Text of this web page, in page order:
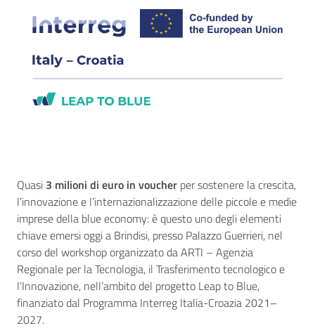
Quasi 3 milioni di euro in voucher per sostenere la crescita,
l’innovazione e l’internazionalizzazione delle piccole e medie
imprese della blue economy: è questo uno degli elementi
chiave emersi oggi a Brindisi, presso Palazzo Guerrieri, nel
corso del workshop organizzato da ARTI – Agenzia
Regionale per la Tecnologia, il Trasferimento tecnologico e
l’Innovazione, nell’ambito del progetto Leap to Blue,
finanziato dal Programma Interreg Italia-Croazia 2021–
2027.